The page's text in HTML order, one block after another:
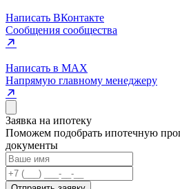
Написать ВКонтакте
Сообщения сообщества
Написать в MAX
Напрямую главному менеджеру
Заявка на ипотеку
Поможем подобрать ипотечную
документы